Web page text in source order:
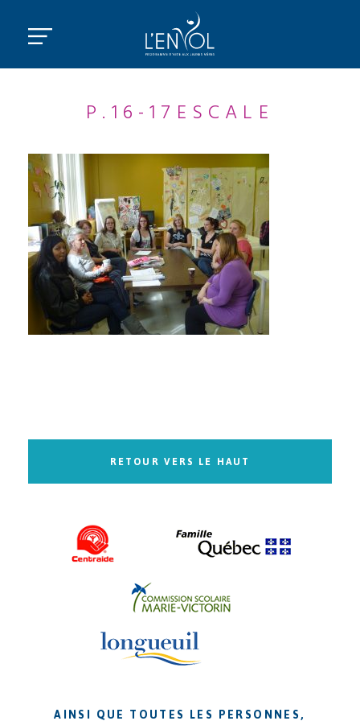
P.16-17ESCALE
RETOUR VERS LE HAUT
AINSI QUE TOUTES LES PERSONNES,